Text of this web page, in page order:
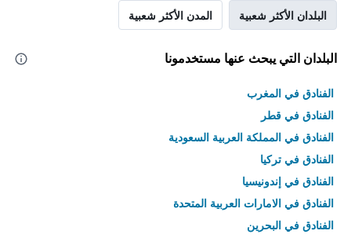
البلدان الأكثر شعبية المدن الأكثر شعبية
البلدان التي يبحث عنها مستخدمونا
الفنادق في المغرب
الفنادق في قطر
الفنادق في المملكة العربية السعودية
الفنادق في تركيا
الفنادق في إندونيسيا
الفنادق في الامارات العربية المتحدة
الفنادق في البحرين